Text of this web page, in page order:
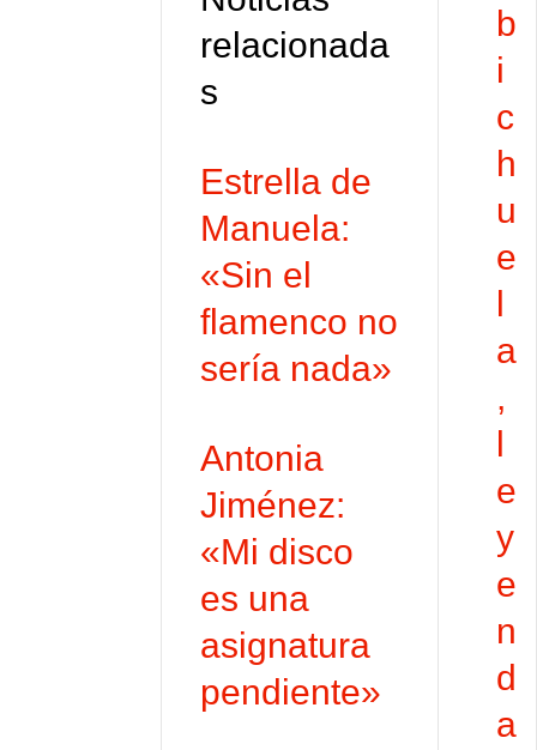
i
r
relacionada
s
Estrella de
Manuela:
«Sin el
flamenco no
sería nada»
Antonia
Jiménez:
«Mi disco
es una
asignatura
pendiente»
b
i
c
h
u
e
l
a
,
l
e
y
e
n
d
a